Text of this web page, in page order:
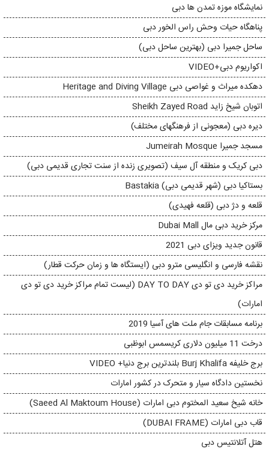
نمایشگاه موزه تمدن ها دبی
پناهگاه حیات وحش راس الخور دبی
ساحل جمیرا دبی (بهترین ساحل دبی)
اکواریوم دبی+VIDEO
دهکده میراث و غواصی دبی Heritage and Diving Village
اتوبان شیخ زاید Sheikh Zayed Road
دیره دبی (معجونی از فرهنگهای مختلف)
مسجد جمیرا Jumeirah Mosque
دبی کریک و منطقه آل سیف (تصویری زنده از سنت تجاری قدیمی دبی)
بستاکیا دبی (شهر قدیمی دبی) Bastakia
قلعه و دژ دبی (قلعه فهیدی)
مرکز خرید دبی مال Dubai Mall
قانون جدید ویزای دبی 2021
نقشه فارسی و انگلیسی مترو دبی (ایستگاه ها و زمان حرکت قطار)
مراکز خرید دی تو دی DAY TO DAY (لیست تمام مراکز خرید دی تو دی
امارات)
برنامه مسابقات جام ملت های آسیا 2019
درخت 11 میلیون دلاری کریسمس ابوظبی
برج خلیفه Burj Khalifa بلندترین برج دنیا+ VIDEO
نخستین دادگاه سیار و متحرک در کشور امارات
خانه شیخ سعید المختوم دبی امارات (Saeed Al Maktoum House)
قاب دبی امارات (DUBAI FRAME)
هتل آتلانتیس دبی